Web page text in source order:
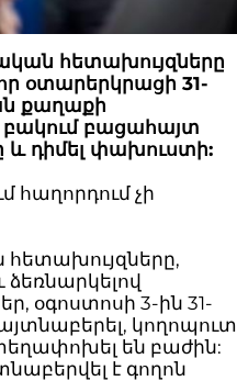
հետախույզները
օտարերկրացի 31-
քաղաքի
բակում բացահայտ
և դիմել փախուստի:
հաղորդում չի
օգոստոսի 3-ին 31-
կողոպուտ
են բաժին:
է գողոն